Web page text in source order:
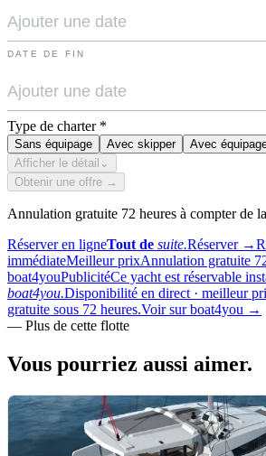
DATE DE FIN
Type de charter *
Sans équipage Avec skipper
Avec
Afficher le détail ⌄
Obtenir une offre →
Annulation gratuite 72 heures à compter de
Réserver en ligneTout de suite.Réserver →
immédiateMeilleur prixAnnulation gratuite
boat4youPublicitéCe yacht est réservable
boat4you.Disponibilité en direct · meilleur
gratuite sous 72 heures.Voir sur boat4you →
— Plus de cette flotte
Vous pourriez aussi aimer.